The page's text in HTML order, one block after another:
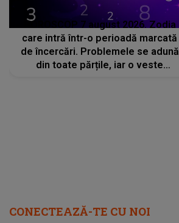
HOROSCOP 7 august 2026. Zodia
care intră într-o perioadă marcată
de încercări. Problemele se adună
din toate părțile, iar o veste
CONECTEAZĂ-TE CU NOI